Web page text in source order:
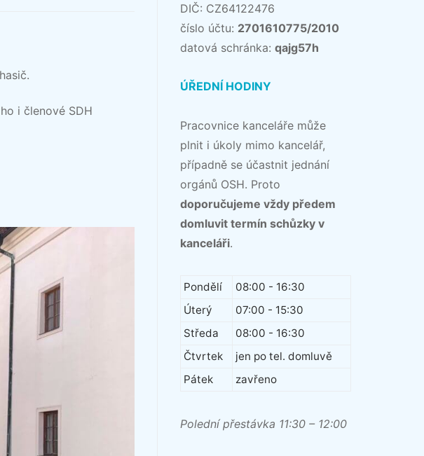
i členové SDH
DIČ: CZ64122476
číslo účtu: 2701610775/2010
datová schránka: qajg57h
ÚŘEDNÍ HODINY
Pracovnice kanceláře může
plnit i úkoly mimo kancelář,
případně se účastnit jednání
orgánů OSH. Proto
doporučujeme vždy předem
domluvit termín schůzky v
kanceláři.
Pondělí
08:00 - 16:30
Úterý
07:00 - 15:30
Středa
08:00 - 16:30
Čtvrtek
jen po tel. domluvě
Pátek
zavřeno
Polední přestávka 11:30 – 12:00